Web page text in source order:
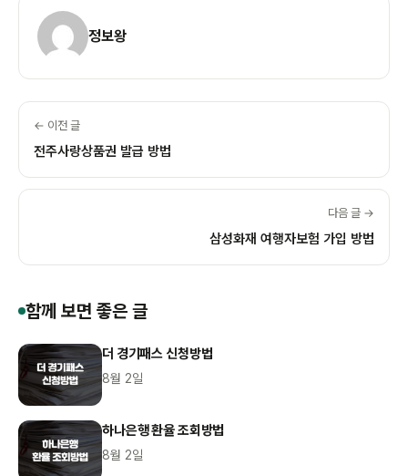
정보왕
← 이전 글
전주사랑상품권 발급 방법
다음 글 →
삼성화재 여행자보험 가입 방법
함께 보면 좋은 글
더 경기패스 신청방법
8월 2일
하나은행 환율 조회방법
8월 2일